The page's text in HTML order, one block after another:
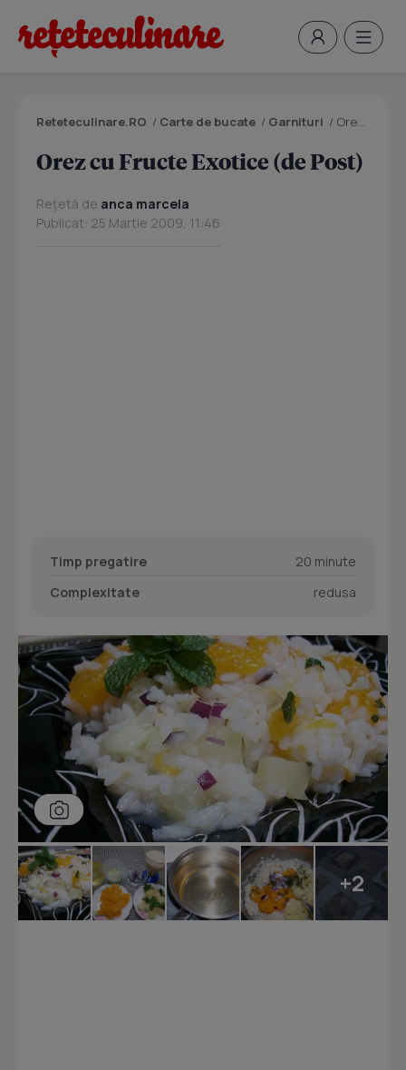
Reteteculinare.RO / Carte de bucate / Garnituri / Orez cu Fructe Exotice (de Post)
Orez cu Fructe Exotice (de Post)
Rețetă de anca marcela
Publicat: 25 Martie 2009, 11:46
Timp pregatire
20 minute
Complexitate
redusa
+2